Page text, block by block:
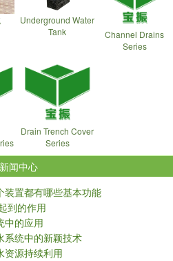
Underground Water
Tank
Channel Drains
Series
Drain Trench Cover
Series
新闻中心
装置都有哪些基本功能
到的作用
中的应用
系统中的新颖技术
资源持续利用